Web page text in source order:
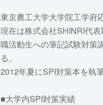
東京農工大学大学院工学府
現在は株式会社SHINRI代
職活動生への筆記試験対策
る。
2012年夏にSPI対策本を執筆
■大学内SPI対策実績